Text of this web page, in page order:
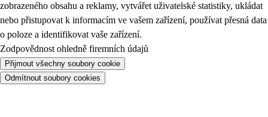
zobrazeného obsahu a reklamy, vytvářet uživatelské statistiky, ukládat
nebo přistupovat k informacím ve vašem zařízení, používat přesná data
o poloze a identifikovat vaše zařízení.
Zodpovědnost ohledně firemních údajů
Přijmout všechny soubory cookie
Odmítnout soubory cookies